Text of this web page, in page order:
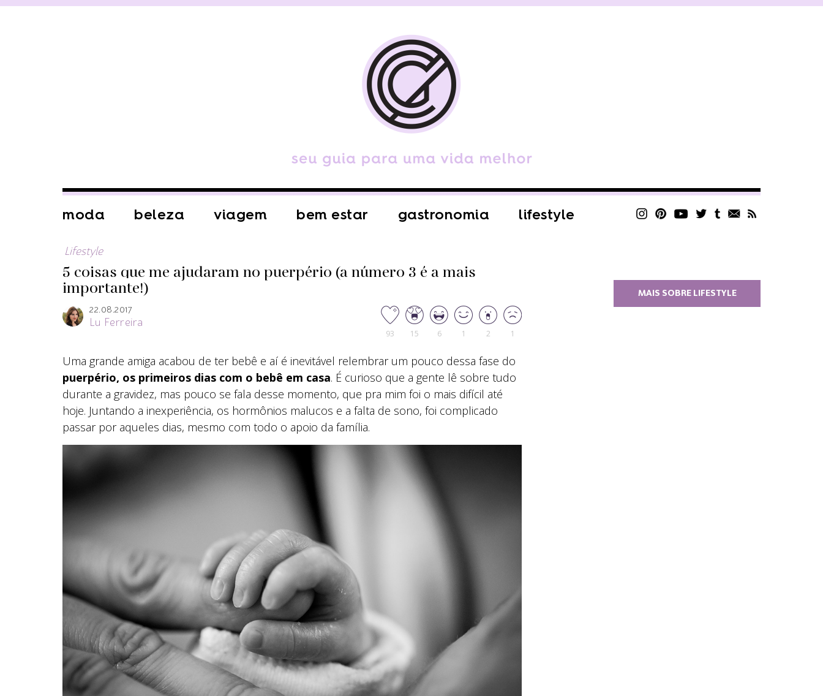
moda beleza viagem bem estar gastronomia lifestyle
Lifestyle
5 coisas que me ajudaram no puerpério (a número 3 é a mais
importante!)
22.08.2017
Lu Ferreira
93 15 6 1 2 1
Uma grande amiga acabou de ter bebê e aí é inevitável relembrar um pouco dessa fase do
puerpério, os primeiros dias com o bebê em casa. É curioso que a gente lê sobre tudo
durante a gravidez, mas pouco se fala desse momento, que pra mim foi o mais difícil até
hoje. Juntando a inexperiência, os hormônios malucos e a falta de sono, foi complicado
passar por aqueles dias, mesmo com todo o apoio da família.
MAIS SOBRE LIFESTYLE